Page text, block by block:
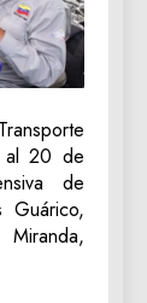
al 20 de
de
Guárico,